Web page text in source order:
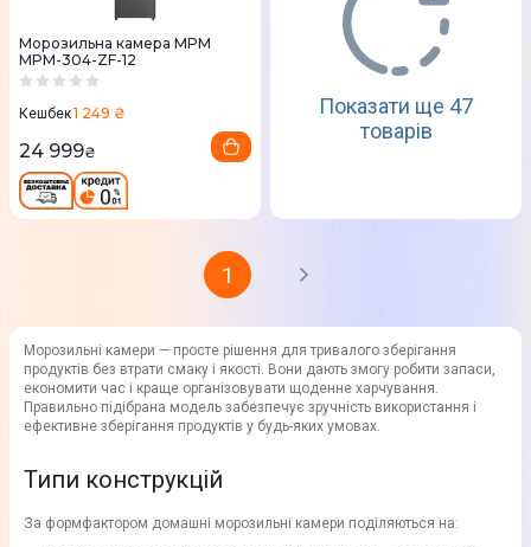
Морозильна камера MPM
MPM-304-ZF-12
Кешбек1 249 ₴
24 999₴
Показати ще 47
товарів
1
Морозильні камери — просте рішення для тривалого зберігання
продуктів без втрати смаку і якості. Вони дають змогу робити запаси,
економити час і краще організовувати щоденне харчування.
Правильно підібрана модель забезпечує зручність використання і
ефективне зберігання продуктів у будь-яких умовах.
Типи конструкцій
За формфактором домашні морозильні камери поділяються на: